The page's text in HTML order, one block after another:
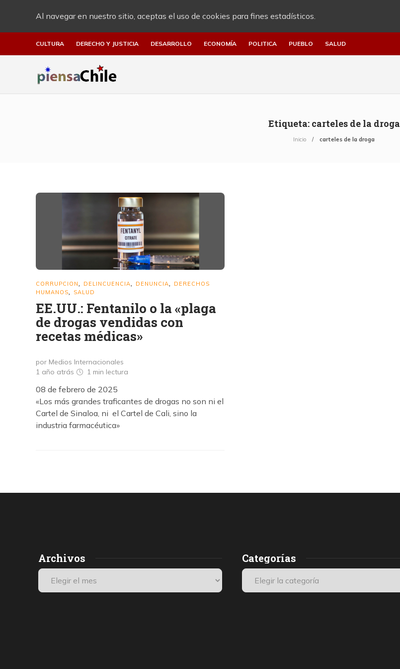
Al navegar en nuestro sitio, aceptas el uso de cookies para fines estadísticos.
CULTURA DERECHO Y JUSTICIA DESARROLLO ECONOMÍA POLITICA PUEBLO SALUD
Etiqueta: carteles de la droga
Inicio carteles de la droga
CORRUPCION DELINCUENCIA DENUNCIA
DERECHOS
HUMANOS
SALUD
EE.UU.: Fentanilo o la «plaga
de drogas vendidas con
recetas médicas»
por Medios Internacionales
1 año atrás
1 min lectura
08 de febrero de 2025
«Los más grandes traficantes de drogas no son ni el
Cartel de Sinaloa, ni el Cartel de Cali, sino la
industria farmacéutica»
Archivos Categorías